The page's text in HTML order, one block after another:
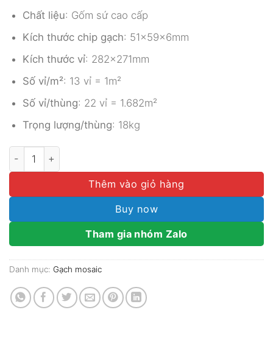
Chất liệu: Gốm sứ cao cấp
Kích thước chip gạch: 51x59x6mm
Kích thước vỉ: 282x271mm
Số vỉ/m²: 13 vỉ = 1m²
Số vỉ/thùng: 22 vỉ = 1.682m²
Trọng lượng/thùng: 18kg
Gạch Mosaic Gốm Sứ Lục Giác Men Bóng MGTT022 số
Thêm vào giỏ hàng
Buy now
Tham gia nhóm Zalo
Danh mục: Gạch mosaic